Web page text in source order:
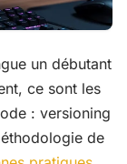
un débutant
ce sont les
: versioning
de